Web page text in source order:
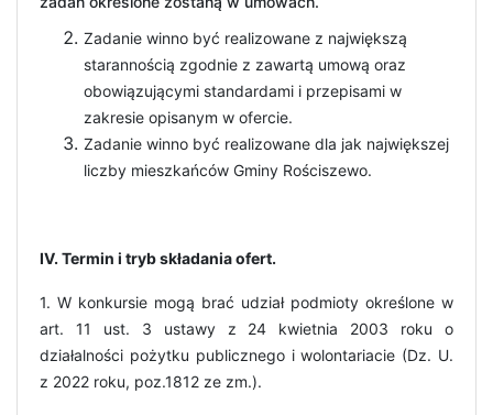
Zadanie winno być realizowane z największą
starannością zgodnie z zawartą umową oraz
obowiązującymi standardami i przepisami w
zakresie opisanym w ofercie.
Zadanie winno być realizowane dla jak największej
liczby mieszkańców Gminy Rościszewo.
IV. Termin i tryb składania ofert.
1. W konkursie mogą brać udział podmioty określone w
art. 11 ust. 3 ustawy z 24 kwietnia 2003 roku o
działalności pożytku publicznego i wolontariacie (Dz. U.
z 2022 roku, poz.1812 ze zm.).